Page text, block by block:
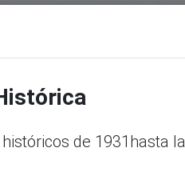
de 1931hasta la